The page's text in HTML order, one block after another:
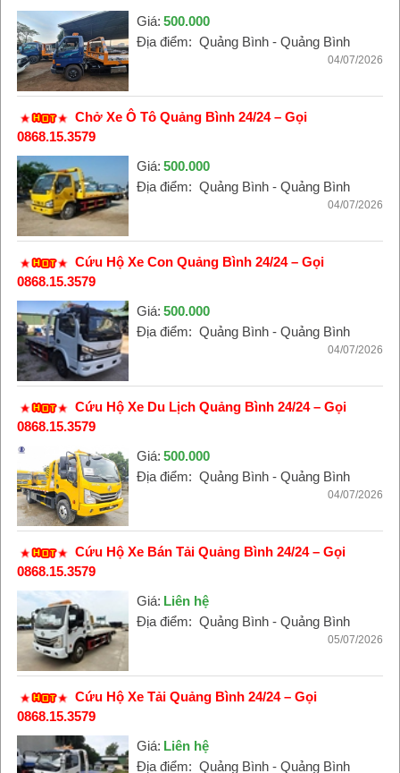
Giá: 500.000
Địa điểm: Quảng Bình - Quảng Bình
04/07/2026
Chở Xe Ô Tô Quảng Bình 24/24 – Gọi
0868.15.3579
Giá: 500.000
Địa điểm: Quảng Bình - Quảng Bình
04/07/2026
Cứu Hộ Xe Con Quảng Bình 24/24 – Gọi
0868.15.3579
Giá: 500.000
Địa điểm: Quảng Bình - Quảng Bình
04/07/2026
Cứu Hộ Xe Du Lịch Quảng Bình 24/24 – Gọi
0868.15.3579
Giá: 500.000
Địa điểm: Quảng Bình - Quảng Bình
04/07/2026
Cứu Hộ Xe Bán Tải Quảng Bình 24/24 – Gọi
0868.15.3579
Giá: Liên hệ
Địa điểm: Quảng Bình - Quảng Bình
05/07/2026
Cứu Hộ Xe Tải Quảng Bình 24/24 – Gọi
0868.15.3579
Giá: Liên hệ
Địa điểm: Quảng Bình - Quảng Bình